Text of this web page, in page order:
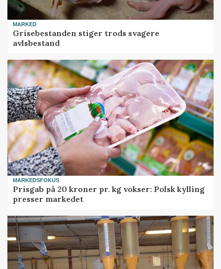
MARKED
Grisebestanden stiger trods svagere
avlsbestand
MARKEDSFOKUS
Prisgab på 20 kroner pr. kg vokser: Polsk kylling
presser markedet